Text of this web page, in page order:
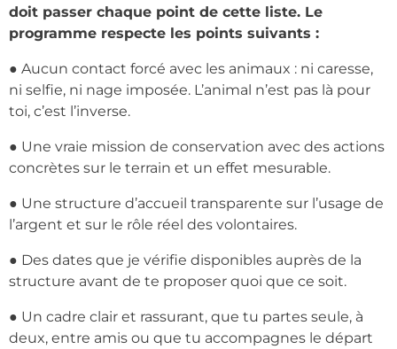
doit passer chaque point de cette liste. Le
programme respecte les points suivants :
● Aucun contact forcé avec les animaux : ni caresse,
ni selfie, ni nage imposée. L’animal n’est pas là pour
toi, c’est l’inverse.
● Une vraie mission de conservation avec des actions
concrètes sur le terrain et un effet mesurable.
● Une structure d’accueil transparente sur l’usage de
l’argent et sur le rôle réel des volontaires.
● Des dates que je vérifie disponibles auprès de la
structure avant de te proposer quoi que ce soit.
● Un cadre clair et rassurant, que tu partes seule, à
deux, entre amis ou que tu accompagnes le départ